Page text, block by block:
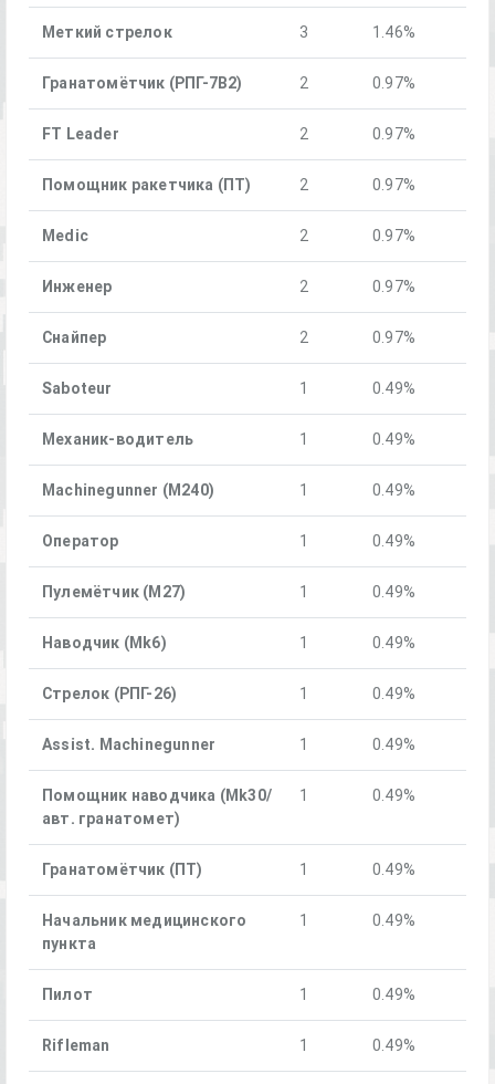
Меткий стрелок 3 1.46%
Гранатомётчик (РПГ-7В2) 2 0.97%
FT Leader 2 0.97%
Помощник ракетчика (ПТ) 2 0.97%
Medic 2 0.97%
Инженер 2 0.97%
Снайпер 2 0.97%
Saboteur 1 0.49%
Механик-водитель 1 0.49%
Machinegunner (M240) 1 0.49%
Оператор 1 0.49%
Пулемётчик (М27) 1 0.49%
Наводчик (Mk6) 1 0.49%
Стрелок (РПГ-26) 1 0.49%
Assist. Machinegunner 1 0.49%
Помощник наводчика (Mk30/
авт. гранатомет)
1 0.49%
Гранатомётчик (ПТ) 1 0.49%
Начальник медицинского
пункта
1 0.49%
Пилот 1 0.49%
Rifleman 1 0.49%